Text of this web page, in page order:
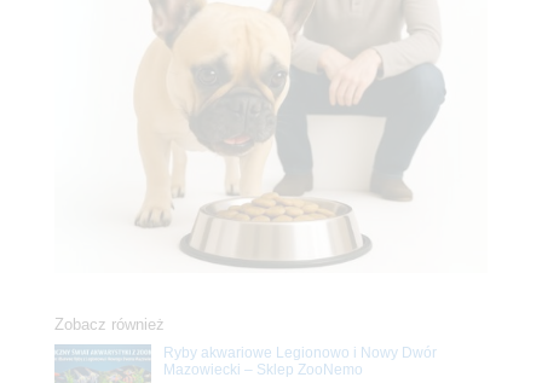
Zobacz również
Ryby akwariowe Legionowo i Nowy Dwór
Mazowiecki – Sklep ZooNemo